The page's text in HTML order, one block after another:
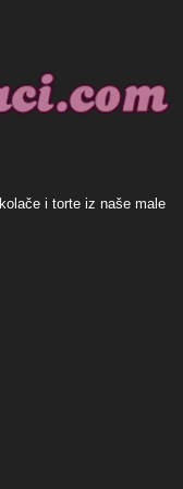
i torte iz naše male